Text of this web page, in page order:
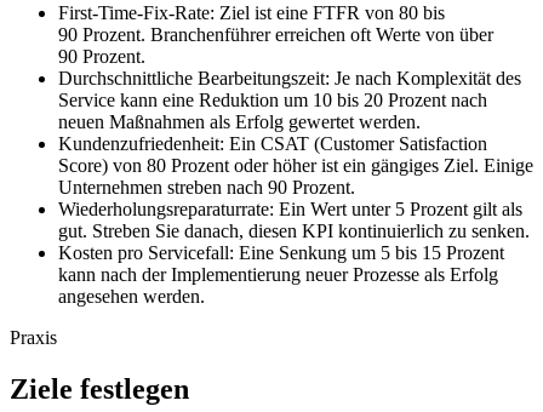
First-Time-Fix-Rate: Ziel ist eine FTFR von 80 bis
90 Prozent. Branchenführer erreichen oft Werte von über
90 Prozent.
Durchschnittliche Bearbeitungszeit: Je nach Komplexität des
Service kann eine Reduktion um 10 bis 20 Prozent nach
neuen Maßnahmen als Erfolg gewertet werden.
Kundenzufriedenheit: Ein CSAT (Customer Satisfaction
Score) von 80 Prozent oder höher ist ein gängiges Ziel. Einige
Unternehmen streben nach 90 Prozent.
Wiederholungsreparaturrate: Ein Wert unter 5 Prozent gilt als
gut. Streben Sie danach, diesen KPI kontinuierlich zu senken.
Kosten pro Servicefall: Eine Senkung um 5 bis 15 Prozent
kann nach der Implementierung neuer Prozesse als Erfolg
angesehen werden.
Praxis
Ziele festlegen